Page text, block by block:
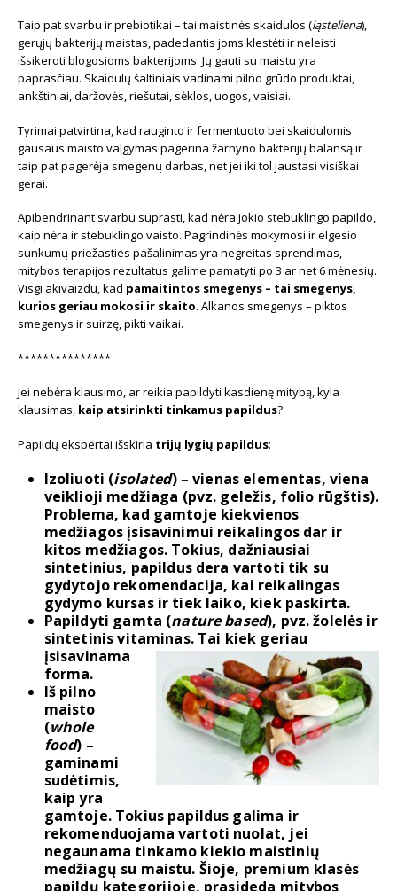
Taip pat svarbu ir prebiotikai – tai maistinės skaidulos (ląsteliena),
gerųjų bakterijų maistas, padedantis joms klestėti ir neleisti
išsikeroti blogosioms bakterijoms. Jų gauti su maistu yra
paprasčiau. Skaidulų šaltiniais vadinami pilno grūdo produktai,
ankštiniai, daržovės, riešutai, sėklos, uogos, vaisiai.
Tyrimai patvirtina, kad rauginto ir fermentuoto bei skaidulomis
gausaus maisto valgymas pagerina žarnyno bakterijų balansą ir
taip pat pagerėja smegenų darbas, net jei iki tol jaustasi visiškai
gerai.
Apibendrinant svarbu suprasti, kad nėra jokio stebuklingo papildo,
kaip nėra ir stebuklingo vaisto. Pagrindinės mokymosi ir elgesio
sunkumų priežasties pašalinimas yra negreitas sprendimas,
mitybos terapijos rezultatus galime pamatyti po 3 ar net 6 mėnesių.
Visgi akivaizdu, kad pamaitintos smegenys – tai smegenys,
kurios geriau mokosi ir skaito. Alkanos smegenys – piktos
smegenys ir suirzę, pikti vaikai.
***************
Jei nebėra klausimo, ar reikia papildyti kasdienę mitybą, kyla
klausimas, kaip atsirinkti tinkamus papildus?
Papildų ekspertai išskiria trijų lygių papildus:
Izoliuoti (isolated) – vienas elementas, viena
veiklioji medžiaga (pvz. geležis, folio rūgštis).
Problema, kad gamtoje kiekvienos
medžiagos įsisavinimui reikalingos dar ir
kitos medžiagos. Tokius, dažniausiai
sintetinius, papildus dera vartoti tik su
gydytojo rekomendacija, kai reikalingas
gydymo kursas ir tiek laiko, kiek paskirta.
Papildyti gamta (nature based), pvz. žolelės ir
sintetinis vitaminas. Tai kiek geriau
įsisavinama
forma.
Iš pilno
maisto
(whole
food) –
gaminami
sudėtimis,
kaip yra
gamtoje. Tokius papildus galima ir
rekomenduojama vartoti nuolat, jei
negaunama tinkamo kiekio maistinių
medžiagų su maistu. Šioje, premium klasės
papildų kategorijoje, prasideda mitybos